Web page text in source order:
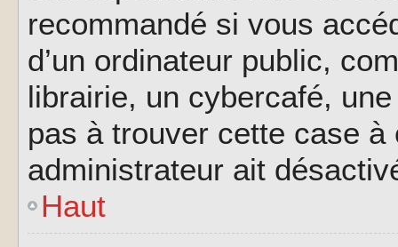
recommandé si vous
d’un ordinateur public,
librairie, un cybercafé,
pas à trouver cette case à
administrateur ait
Haut